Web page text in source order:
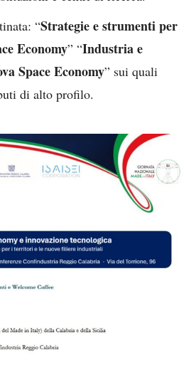
“Strategie e strumenti per
Economy” “Industria e
Space Economy” sui quali
di alto profilo.